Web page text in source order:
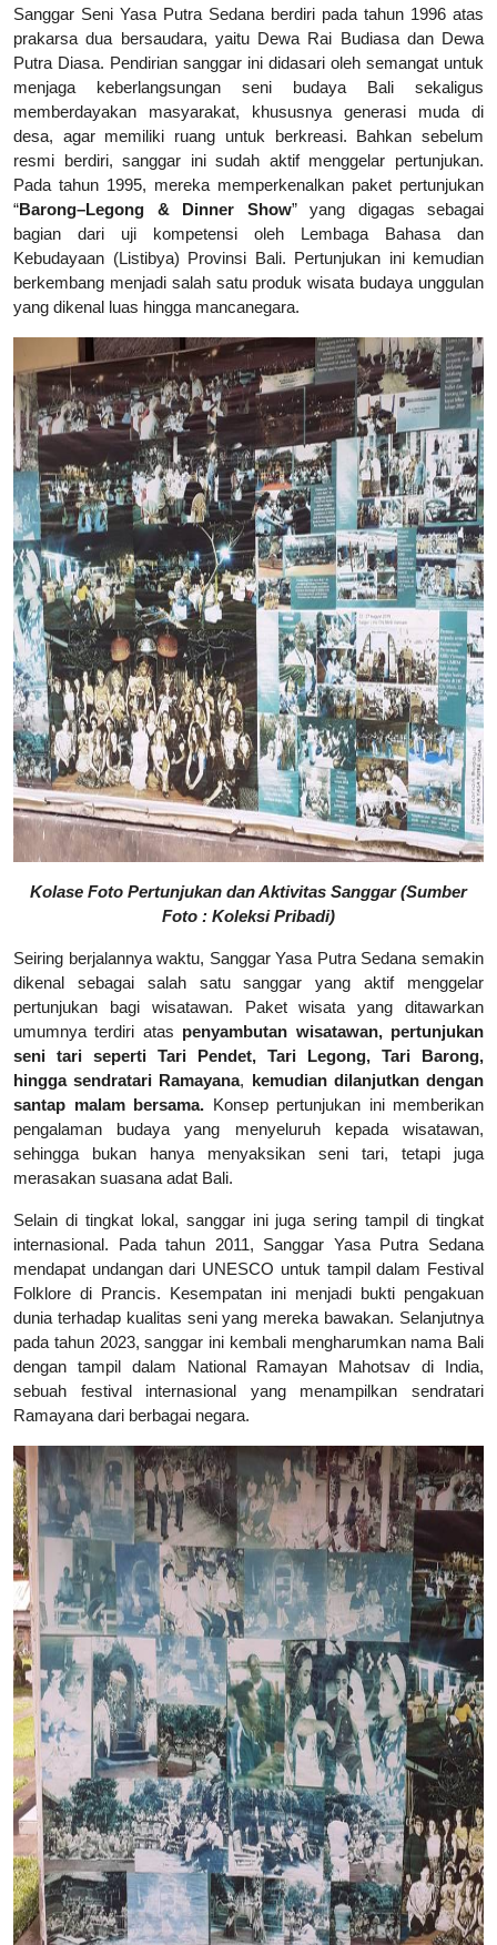
Sanggar Seni Yasa Putra Sedana berdiri pada tahun 1996 atas
prakarsa dua bersaudara, yaitu Dewa Rai Budiasa dan Dewa
Putra Diasa. Pendirian sanggar ini didasari oleh semangat untuk
menjaga keberlangsungan seni budaya Bali sekaligus
memberdayakan masyarakat, khususnya generasi muda di
desa, agar memiliki ruang untuk berkreasi. Bahkan sebelum
resmi berdiri, sanggar ini sudah aktif menggelar pertunjukan.
Pada tahun 1995, mereka memperkenalkan paket pertunjukan
“Barong–Legong & Dinner Show” yang digagas sebagai
bagian dari uji kompetensi oleh Lembaga Bahasa dan
Kebudayaan (Listibya) Provinsi Bali. Pertunjukan ini kemudian
berkembang menjadi salah satu produk wisata budaya unggulan
yang dikenal luas hingga mancanegara.
Kolase Foto Pertunjukan dan Aktivitas Sanggar (Sumber
Foto : Koleksi Pribadi)
Seiring berjalannya waktu, Sanggar Yasa Putra Sedana semakin
dikenal sebagai salah satu sanggar yang aktif menggelar
pertunjukan bagi wisatawan. Paket wisata yang ditawarkan
umumnya terdiri atas penyambutan wisatawan, pertunjukan
seni tari seperti Tari Pendet, Tari Legong, Tari Barong,
hingga sendratari Ramayana, kemudian dilanjutkan dengan
santap malam bersama. Konsep pertunjukan ini memberikan
pengalaman budaya yang menyeluruh kepada wisatawan,
sehingga bukan hanya menyaksikan seni tari, tetapi juga
merasakan suasana adat Bali.
Selain di tingkat lokal, sanggar ini juga sering tampil di tingkat
internasional. Pada tahun 2011, Sanggar Yasa Putra Sedana
mendapat undangan dari UNESCO untuk tampil dalam Festival
Folklore di Prancis. Kesempatan ini menjadi bukti pengakuan
dunia terhadap kualitas seni yang mereka bawakan. Selanjutnya
pada tahun 2023, sanggar ini kembali mengharumkan nama Bali
dengan tampil dalam National Ramayan Mahotsav di India,
sebuah festival internasional yang menampilkan sendratari
Ramayana dari berbagai negara.